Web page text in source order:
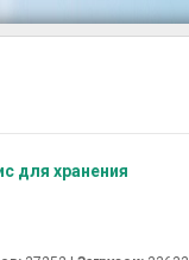
для хранения